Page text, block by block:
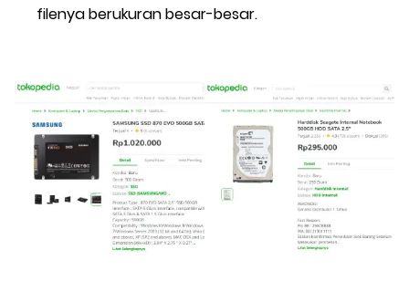
filenya berukuran besar-besar.